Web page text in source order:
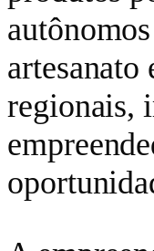
artesanato
regionais,